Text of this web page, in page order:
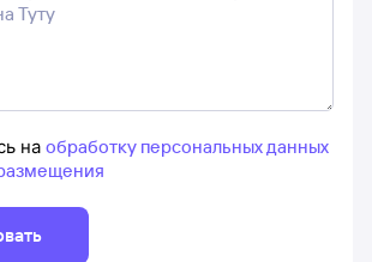
на обработку персональных данных